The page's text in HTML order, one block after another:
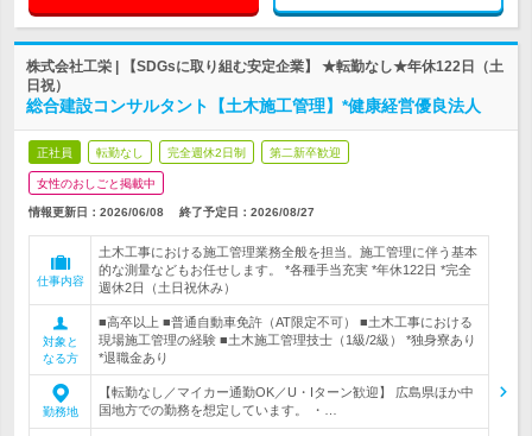
株式会社工栄 | 【SDGsに取り組む安定企業】 ★転勤なし★年休122日（土
日祝）
総合建設コンサルタント【土木施工管理】*健康経営優良法人
正社員 転勤なし 完全週休2日制 第二新卒歓迎
女性のおしごと掲載中
情報更新日：2026/06/08 終了予定日： 2026/08/27
仕事内容
土木工事における施工管理業務全般を担当。施工管理に伴う基本
的な測量などもお任せします。 *各種手当充実 *年休122日 *完全
週休2日（土日祝休み）
対象と
なる方
■高卒以上 ■普通自動車免許（AT限定不可） ■土木工事における
現場施工管理の経験 ■土木施工管理技士（1級/2級） *独身寮あり
*退職金あり
勤務地
【転勤なし／マイカー通勤OK／U・Iターン歓迎】 広島県ほか中
国地方での勤務を想定しています。 ・…